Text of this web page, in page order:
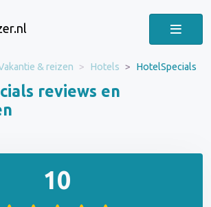
& reizen Hotels HotelSpecials
reviews en
10